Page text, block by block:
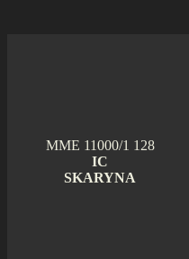
MME 11000/1 128
IC
SKARYNA